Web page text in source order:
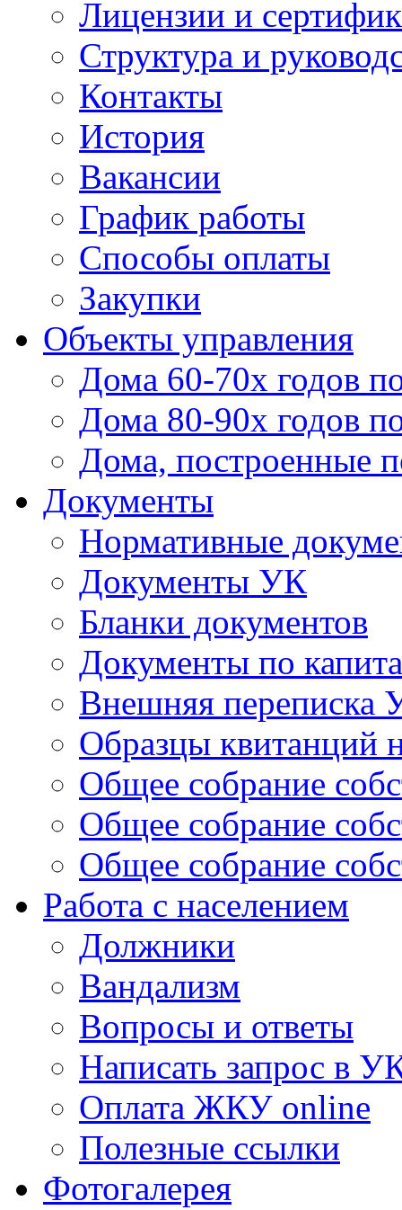
Лицензии и
Структура и
Контакты
История
Вакансии
График работы
Способы оплаты
Закупки
Объекты управления
Дома 60-70х годов
Дома 80-90х годов
Дома, построенные
Документы
Нормативные
Документы УК
Бланки документов
Документы по
Внешняя переписка
Образцы квитанций
Общее собрание
Общее собрание
Общее собрание
Работа с населением
Должники
Вандализм
Вопросы и ответы
Написать запрос в
Оплата ЖКУ online
Полезные ссылки
Фотогалерея